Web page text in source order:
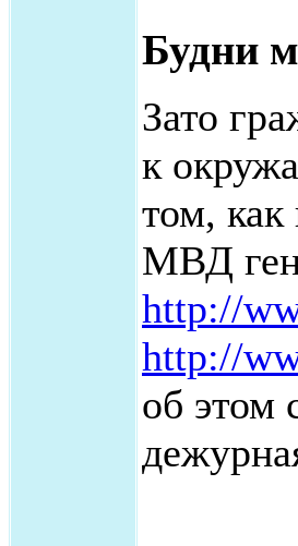
Будни
Зато
к
том,
МВД
http://
http://
об этом